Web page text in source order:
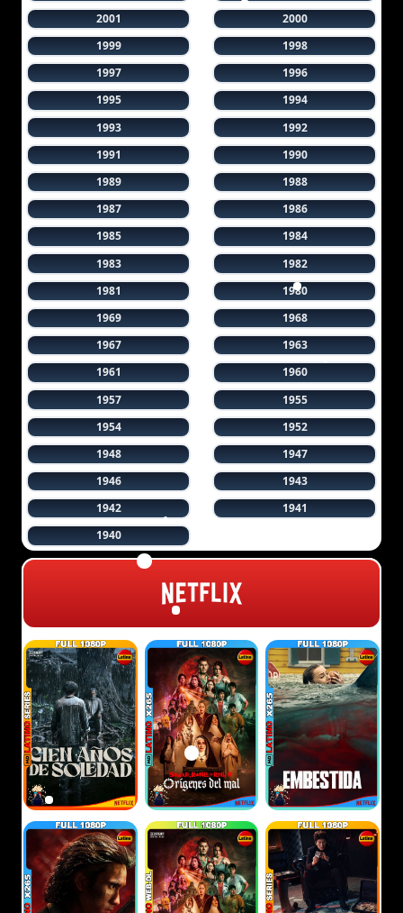
2001
2000
1999
1998
1997
1996
1995
1994
1993
1992
1991
1990
1989
1988
1987
1986
1985
1984
1983
1982
1981
1980
1969
1968
1967
1963
1961
1960
1957
1955
1954
1952
1948
1947
1946
1943
1942
1941
1940